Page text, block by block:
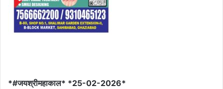
*#जयश्रीमहाकाल* *25-02-2026*